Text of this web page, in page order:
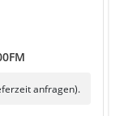
anfragen).